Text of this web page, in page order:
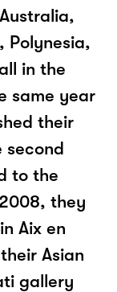
Polynesia,
in the
same year
their
second
to the
they
Aix en
Asian
gallery